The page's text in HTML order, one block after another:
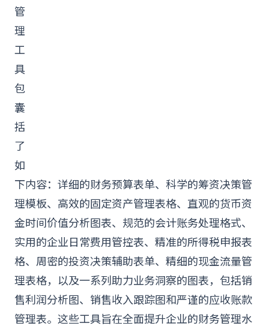
管
理
工
具
包
囊
括
了
如
下内容：详细的财务预算表单、科学的筹资决策管
理模板、高效的固定资产管理表格、直观的货币资
金时间价值分析图表、规范的会计账务处理格式、
实用的企业日常费用管控表、精准的所得税申报表
格、周密的投资决策辅助表单、精细的现金流量管
理表格，以及一系列助力业务洞察的图表，包括销
售利润分析图、销售收入跟踪图和严谨的应收账款
管理表。这些工具旨在全面提升企业的财务管理水